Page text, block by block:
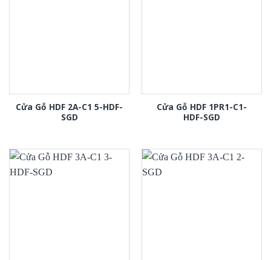
Cửa Gỗ HDF 2A-C1 5-HDF-
SGD
Cửa Gỗ HDF 1PR1-C1-
HDF-SGD